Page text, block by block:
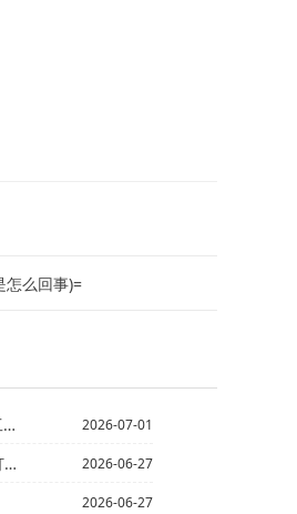
怎么回事)=
2026-07-01
2026-06-27
2026-06-27